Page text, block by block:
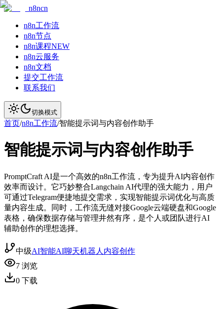
n8ncn
n8n工作流
n8n节点
n8n课程NEW
n8n云服务
n8n文档
提交工作流
联系我们
切换模式
首页/n8n工作流/智能提示词与内容创作助手
智能提示词与内容创作助手
PromptCraft AI是一个高效的n8n工作流，专为提升AI内容创作
效率而设计。它巧妙整合Langchain AI代理的强大能力，用户
可通过Telegram便捷地提交需求，实现智能提示词优化与高质
量内容生成。同时，工作流无缝对接Google云端硬盘和Google
表格，确保数据存储与管理井然有序，是个人或团队进行AI
辅助创作的理想选择。
中级AI智能AI聊天机器人 内容创作
7 浏览
0 下载